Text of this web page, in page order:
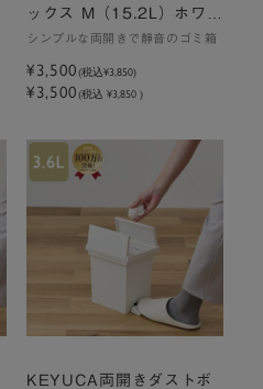
ックス M（15.2L）ホワイ
ト ゴミ箱
シンプルな両開きで静音のゴミ箱
¥3,500(税込¥3,850)
¥3,500(税込 ¥3,850 )
KEYUCA両開きダストボ